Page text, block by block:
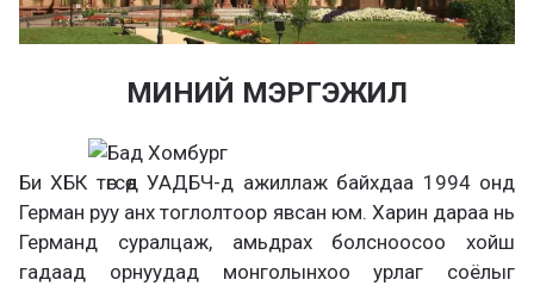
МИНИЙ МЭРГЭЖИЛ
Би ХБК төгсөөд УАДБЧ-д ажиллаж байхдаа 1994 онд
Герман руу анх тоглолтоор явсан юм. Харин дараа нь
Германд суралцаж, амьдрах болсноосоо хойш
гадаад орнуудад монголынхоо урлаг соёлыг